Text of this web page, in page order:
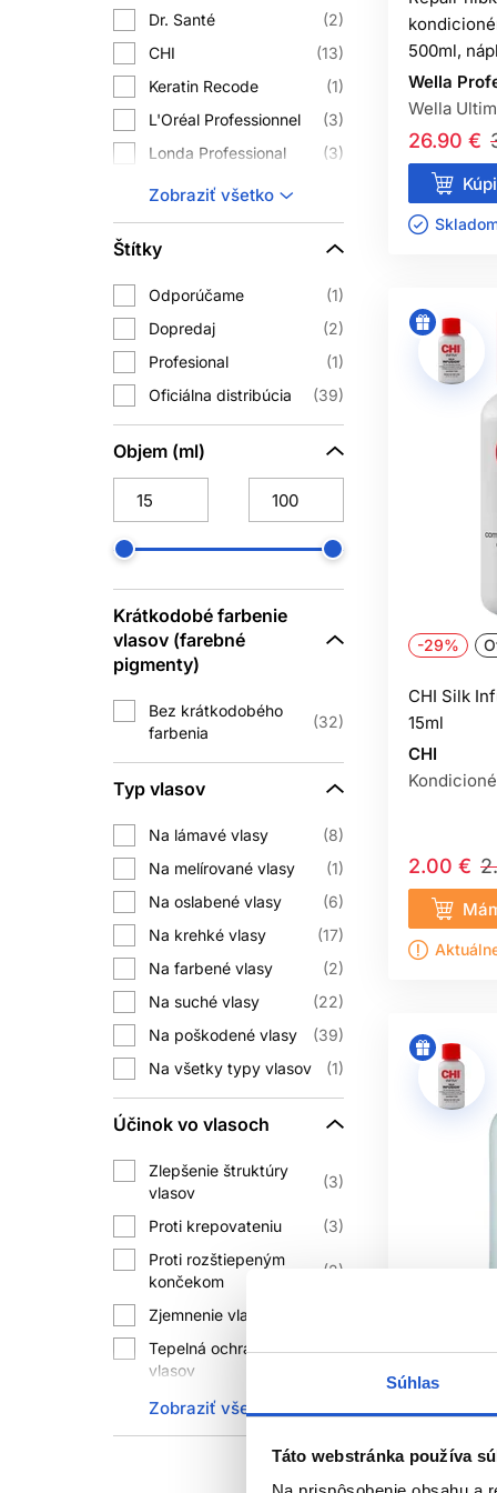
Súhlas
Táto webstránka používa
Kondicionér na vlasy možno
nemusí riadiť pevným pravidlom.
pravidelnú aplikáciu. Raz za čas
AKO
Najlepší výsledok neprináša iba
výrazných chemických zmenách
Profesionálne kondicionéry na
Vyberte si textúru a
ROZDIEL
Vlasy môžu pôsobiť sucho bez
kondicionované. Poškodenie sa
zlepšiť zvláčňujúcimi a filmotvornými
Ak sú vlasy mäkké, no bez objemu
menšie množstvo kondicionéra,
Najväčšiu mechanickú záťaž
Kondicionér zlepšuje sklz, takže
Po opláchnutí vodu jemne
namáhať. Ak vlasy fénujete, úplné
Ak sa stav vlasov napriek
lámaní blízko pokožky
MÔŽE
Nie natrvalo. Môže však
AKÝ JE
Pri väčšine vlasov stačí aplikácia
JE
Dr. Santé
2
CHI
13
Keratin Recode
1
L'Oréal Professionnel
3
Londa Professional
3
Matrix
Ref Stockholm
3
Subrina Professional
3
Wella Professionals
7
Zobraziť všetko
Štítky
Odporúčame
1
Dopredaj
2
Profesional
1
Oficiálna distribúcia
39
Objem (ml)
Krátkodobé farbenie
vlasov (farebné
pigmenty)
Bez krátkodobého
farbenia
32
Typ vlasov
Na lámavé vlasy
8
Na melírované vlasy
1
Na oslabené vlasy
6
Na krehké vlasy
17
Na farbené vlasy
2
Na suché vlasy
22
Na poškodené vlasy
39
Na všetky typy vlasov
1
Účinok vo vlasoch
Zlepšenie štruktúry
vlasov
3
Proti krepovateniu
3
Proti rozštiepeným
končekom
2
Zjemnenie vlasov
Tepelná ochrana
vlasov
3
Uľahčuje rozčesávanie
5
Proti lámaniu vlasov
7
Zobraziť všetko
500ml,
Wella
Wella
26.90 €
Skladom
-29%
CHI Silk
15ml
CHI
2.00 €
Farouk
treatment
CHI